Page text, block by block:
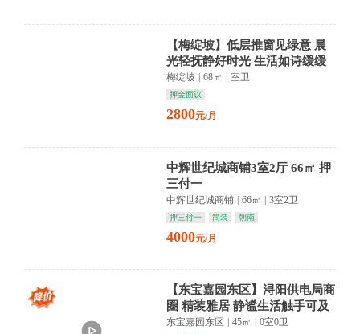
【梅绽坡】低层推窗见绿意 晨
光轻抚静好时光 生活如诗缓缓
流淌
梅绽坡 68㎡ 室卫
押金面议
2800元/月
中辉世纪城商铺3室2厅 66㎡ 押
三付一
中辉世纪城商铺 | 66㎡ | 3室2卫
押三付一 简装 朝南
4000元/月
【东宝嘉园东区】浔阳供电局商
圈 精装雅居 静谧生活触手可及
东宝嘉园东区 45㎡ 0室0卫